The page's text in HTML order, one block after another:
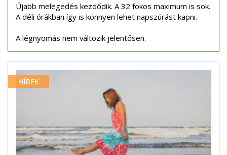
Újabb melegedés kezdődik. A 32 fokos maximum is sok.
A déli órákban így is könnyen lehet napszúrást kapni.
A légnyomás nem változik jelentősen.
HÍREK